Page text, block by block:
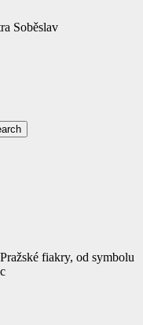
Soběslav
fiakry, od symbolu